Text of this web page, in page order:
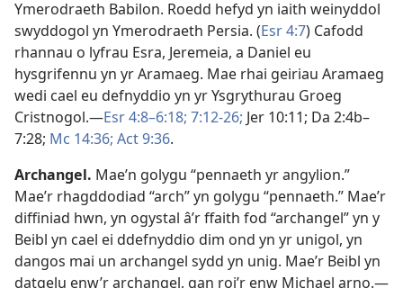
Ymerodraeth Babilon. Roedd hefyd yn iaith weinyddol
swyddogol yn Ymerodraeth Persia. (Esr 4:7) Cafodd
rhannau o lyfrau Esra, Jeremeia, a Daniel eu
hysgrifennu yn yr Aramaeg. Mae rhai geiriau Aramaeg
wedi cael eu defnyddio yn yr Ysgrythurau Groeg
Cristnogol.—Esr 4:8–6:18; 7:12-26; Jer 10:11; Da 2:4b–
7:28; Mc 14:36; Act 9:36.
Archangel. Mae’n golygu “pennaeth yr angylion.”
Mae’r rhagddodiad “arch” yn golygu “pennaeth.” Mae’r
diffiniad hwn, yn ogystal â’r ffaith fod “archangel” yn y
Beibl yn cael ei ddefnyddio dim ond yn yr unigol, yn
dangos mai un archangel sydd yn unig. Mae’r Beibl yn
datgelu enw’r archangel, gan roi’r enw Michael arno.—